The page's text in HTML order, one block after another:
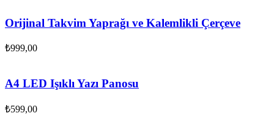
Orijinal Takvim Yaprağı ve Kalemlikli Çerçeve
₺999,00
A4 LED Işıklı Yazı Panosu
₺599,00